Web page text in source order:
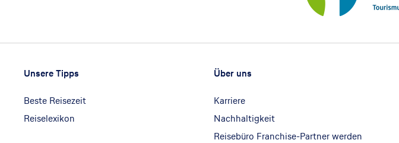
Footer navigation
Unsere Tipps
Beste Reisezeit
Reiselexikon
Über uns
Karriere
Nachhaltigkeit
Reisebüro Franchise-Partner werden